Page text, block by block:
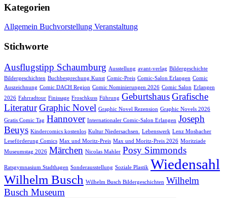
Kategorien
Allgemein Buchvorstellung Veranstaltung
Stichworte
Ausflugstipp Schaumburg Ausstellung avant-verlag Bildergeschichte
Bildergeschichten Buchbesprechung Kunst Comic-Preis Comic-Salon Erlangen Comic
Auszeichnung Comic DACH Region Comic Nominierungen 2026 Comic Salon Erlangen
2026 Fahrradtour Finissage Froschkuss Führung GeburtshausGrafische
LiteraturGraphic Novel Graphic Novel Rezension Graphic Novels 2026
Gratis Comic Tag Hannover Internationaler Comic-Salon Erlangen Joseph
Beuys Kindercomics kostenlos Kultur Niedersachsen. Lebenswerk Lenz Mosbacher
Leseförderung Comics Max und Moritz-Preis Max und Moritz-Preis 2026 Moritziade
Museumstag 2026 Märchen Nicolas Mahler Posy Simmonds
Ratsgymnasium Stadthagen Sonderausstellung Soziale Plastik Wiedensahl
Wilhelm Busch Wilhelm Busch Bildergeschichten Wilhelm
Busch Museum